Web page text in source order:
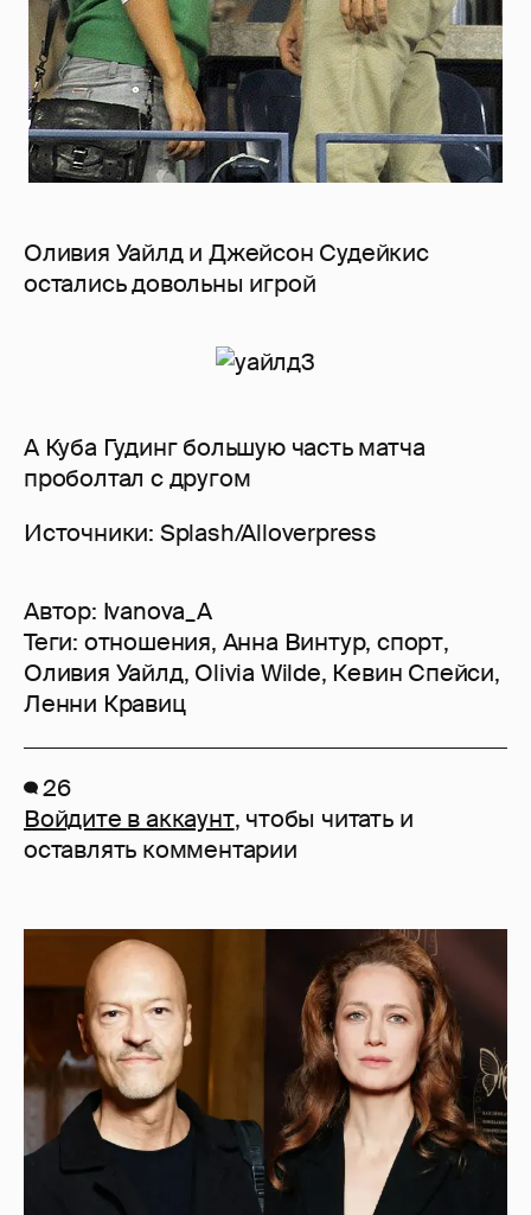
Оливия Уайлд и Джейсон Судейкис
остались довольны игрой
А Куба Гудинг большую часть матча
проболтал с другом
Источники: Splash/Alloverpress
Автор: Ivanova_A
Теги: отношения, Анна Винтур,спорт,
Оливия Уайлд, Olivia Wilde, Кевин Спейси,
Ленни Кравиц
26
Войдите в аккаунт, чтобы читать и
оставлять комментарии